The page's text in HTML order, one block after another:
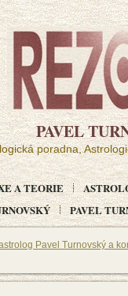
PAVEL
poradna,
A TEORIE
PAVEL
Pavel Turnovský a